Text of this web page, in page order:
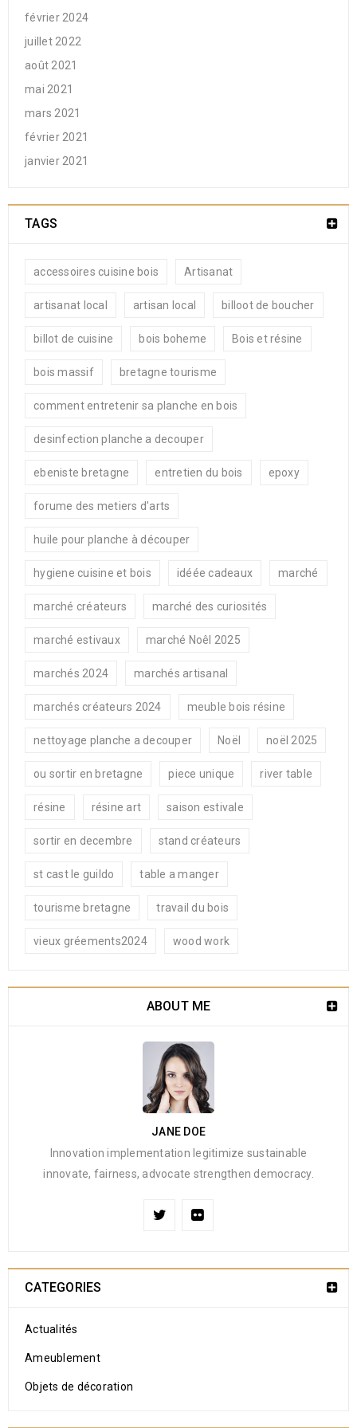
février 2024
juillet 2022
août 2021
mai 2021
mars 2021
février 2021
janvier 2021
TAGS
accessoires cuisine bois Artisanat
artisanat local artisan local billoot de boucher
billot de cuisine bois boheme Bois et résine
bois massif bretagne tourisme
comment entretenir sa planche en bois
desinfection planche a decouper
ebeniste bretagne entretien du bois epoxy
forume des metiers d'arts
huile pour planche à découper
hygiene cuisine et bois idéée cadeaux marché
marché créateurs marché des curiosités
marché estivaux marché Noêl 2025
marchés 2024 marchés artisanal
marchés créateurs 2024 meuble bois résine
nettoyage planche a decouper Noël noël 2025
ou sortir en bretagne piece unique river table
résine résine art saison estivale
sortir en decembre stand créateurs
st cast le guildo table a manger
tourisme bretagne travail du bois
vieux gréements2024 wood work
ABOUT ME
JANE DOE
Innovation implementation legitimize sustainable
innovate, fairness, advocate strengthen democracy.
CATEGORIES
Actualités
Ameublement
Objets de décoration